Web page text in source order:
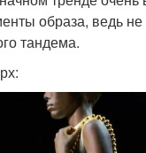
образа, ведь
тандема.